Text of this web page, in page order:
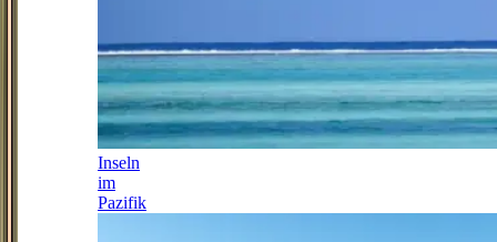
Inseln
im
Pazifik